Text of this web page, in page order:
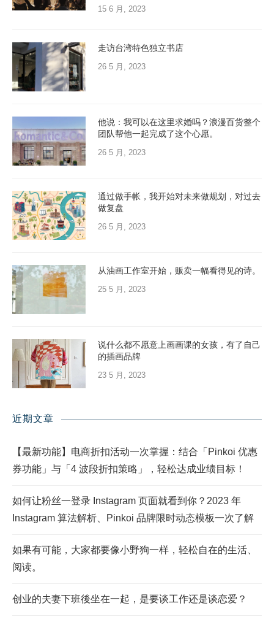
15 6 月, 2023
走访台湾特色独立书店
26 5 月, 2023
他说：我可以在这里求婚吗？浪漫百货整个
团队帮他一起完成了这个心愿。
26 5 月, 2023
通过做手帐，我开始对未来做规划，对过去
做复盘
26 5 月, 2023
从油画工作室开始，贩卖一幅看得见的诗。
25 5 月, 2023
说什么都不愿意上画画课的女孩，有了自己
的插画品牌
23 5 月, 2023
近期文章
【最新功能】电商折扣活动一次掌握：结合「Pinkoi 优惠
券功能」与「4 波段折扣策略」，轻松达成业绩目标！
如何让粉丝一登录 Instagram 页面就看到你？2023 年
Instagram 算法解析、Pinkoi 品牌限时动态模板一次了解
如果有可能，大家都要像小野狗一样，轻松自在的生活、
阅读。
创业的夫妻下班後坐在一起，是要谈工作还是谈恋爱？